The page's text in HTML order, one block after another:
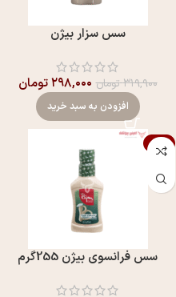
سس سزار بیژن
۳۱۹,۹۰۰تومان ۲۹۸,۰۰۰تومان
افزودن به سبد خرید
-1%
سس فرانسوی بيژن 255گرم